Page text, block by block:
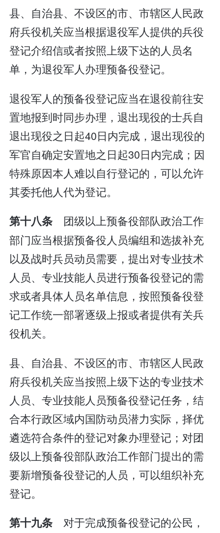
县、自治县、不设区的市、市辖区人民政
府兵役机关应当根据退役军人提供的兵役
登记介绍信或者按照上级下达的人员名
单，为退役军人办理预备役登记。
退役军人的预备役登记应当在退役前往安
置地报到时同步办理，退出现役的士兵自
退出现役之日起40日内完成，退出现役的
军官自确定安置地之日起30日内完成；因
特殊原因本人难以自行登记的，可以允许
其委托他人代为登记。
第十八条 团级以上预备役部队政治工作
部门应当根据预备役人员编组和选拔补充
以及战时兵员动员需要，提出对专业技术
人员、专业技能人员进行预备役登记的需
求或者具体人员名单信息，按照预备役登
记工作统一部署逐级上报或者提供有关兵
役机关。
县、自治县、不设区的市、市辖区人民政
府兵役机关应当按照上级下达的专业技术
人员、专业技能人员预备役登记任务，结
合本行政区域内国防动员潜力实际，择优
遴选符合条件的登记对象办理登记；对团
级以上预备役部队政治工作部门提出的需
要新增预备役登记的人员，可以组织补充
登记。
第十九条对于完成预备役登记的公民，